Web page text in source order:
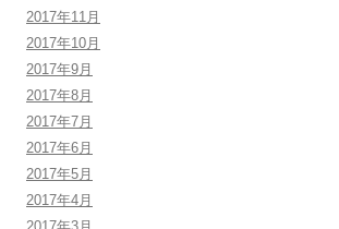
2017年11月
2017年10月
2017年9月
2017年8月
2017年7月
2017年6月
2017年5月
2017年4月